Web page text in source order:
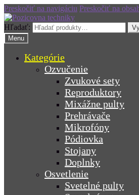
Preskočiť na navigáciu Preskočiť na
Hľadať:
Menu
Kategórie
Ozvučenie
Zvukové sety
Reproduktory
Mixážne pulty
Prehrávače
Mikrofóny
Pódiovka
Stojany
Doplnky
Osvetlenie
Svetelné pulty